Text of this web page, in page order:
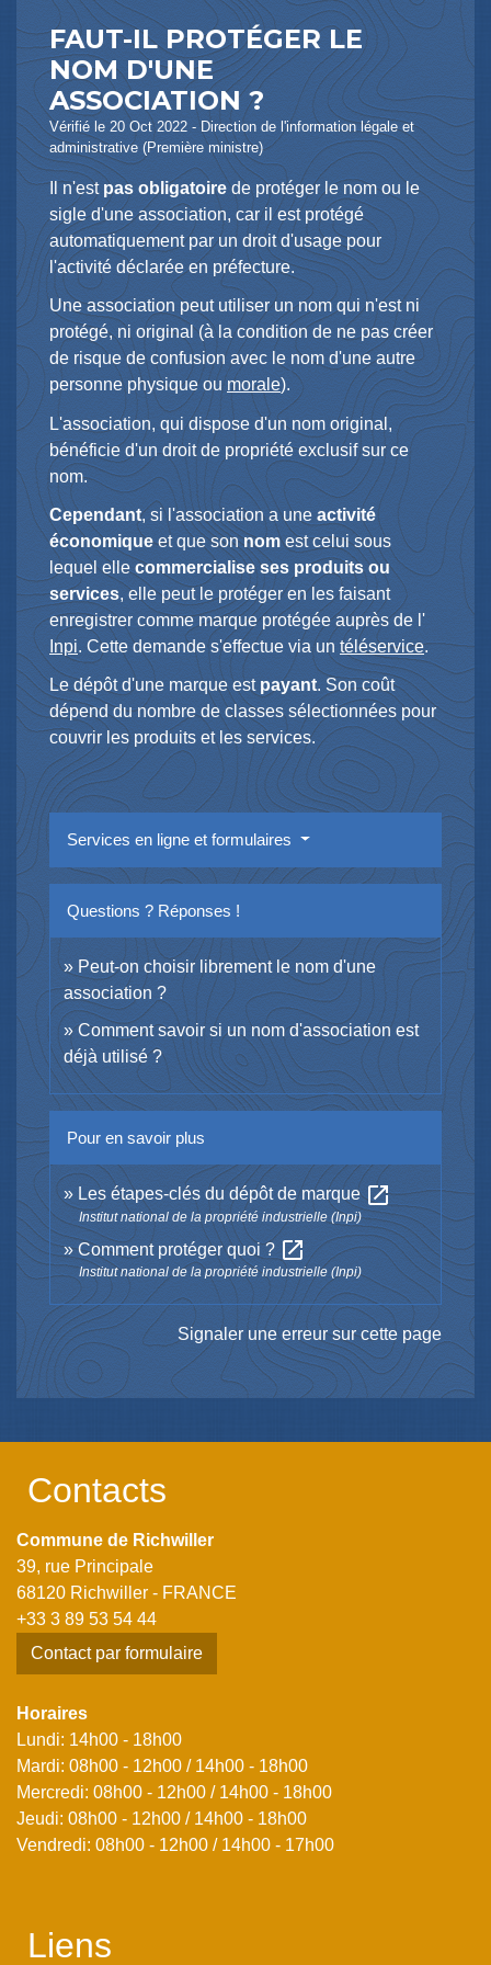
FAUT-IL PROTÉGER LE
NOM D'UNE
ASSOCIATION ?
Vérifié le 20 Oct 2022 - Direction de l'information légale et
administrative (Première ministre)
Il n'est pas obligatoirede protéger le nom ou le
sigle d'une association, car il est protégé
automatiquement par un droit d'usage pour
l'activité déclarée en préfecture.
Une association peut utiliser un nom qui n'est ni
protégé, ni original (à la condition de ne pas créer
de risque de confusion avec le nom d'une autre
personne physique oumorale).
L'association, qui dispose d'un nom original,
bénéficie d'un droit de propriété exclusif sur ce
nom.
Cependant, si l'association a une activité
économiqueet que sonnomest celui sous
lequel ellecommercialise ses produits ou
services, elle peut le protéger en les faisant
enregistrer comme marque protégée auprès de l'
Inpi. Cette demande s'effectue via un téléservice.
Le dépôt d'une marque estpayant. Son coût
dépend du nombre de classes sélectionnées pour
couvrir les produits et les services.
Services en ligne et formulaires
Questions ? Réponses !
Peut-on choisir librement le nom d'une
association ?
Comment savoir si un nom d'association est
déjà utilisé ?
Pour en savoir plus
Les étapes-clés du dépôt de marqueopen_in_new
Institut national de la propriété industrielle (Inpi)
Comment protéger quoi ? open_in_new
Institut national de la propriété industrielle (Inpi)
Signaler une erreur sur cette page
Contacts
Commune de Richwiller
39, rue Principale
68120 Richwiller - FRANCE
+33 3 89 53 54 44
Contact par formulaire
Horaires
Lundi: 14h00 - 18h00
Mardi: 08h00 - 12h00 / 14h00 - 18h00
Mercredi: 08h00 - 12h00 / 14h00 - 18h00
Jeudi: 08h00 - 12h00 / 14h00 - 18h00
Vendredi: 08h00 - 12h00 / 14h00 - 17h00
Liens